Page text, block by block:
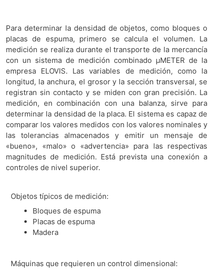
Para determinar la densidad de objetos, como bloques o
placas de espuma, primero se calcula el volumen. La
medición se realiza durante el transporte de la mercancía
con un sistema de medición combinado µMETER de la
empresa ELOVIS. Las variables de medición, como la
longitud, la anchura, el grosor y la sección transversal, se
registran sin contacto y se miden con gran precisión. La
medición, en combinación con una balanza, sirve para
determinar la densidad de la placa. El sistema es capaz de
comparar los valores medidos con los valores nominales y
las tolerancias almacenados y emitir un mensaje de
«bueno», «malo» o «advertencia» para las respectivas
magnitudes de medición. Está prevista una conexión a
controles de nivel superior.
Objetos típicos de medición:
Bloques de espuma
Placas de espuma
Madera
Máquinas que requieren un control dimensional: